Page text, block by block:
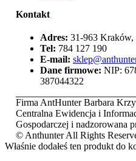
Kontakt
Adres: 31-963
Tel: 784 127 190
E-mail:
Dane firmowe: NIP:
387044322
Firma AntHunter Barbara
Centralna Ewidencja i
Gospodarczej i nadzorowana
© Anthunter All Rights
Właśnie dodałeś ten produkt do